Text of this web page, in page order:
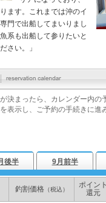
ます。これまでは沖のイ
門で出船してまいりまし
系も出船して参りたいと
さい。」
決まったら、カレンダー内の
表示し、ご予約の手続きに進
後半 9月前半
釣割価格（税込）
ポイント
還元